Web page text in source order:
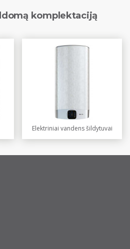
komplektaciją
Elektriniai vandens šildytuvai